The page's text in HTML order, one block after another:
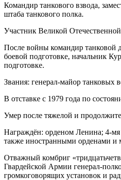
Командир танкового взвода,
штаба танкового полка.
Участник Великой
После войны командир танковой
боевой подготовке, начальник
подготовке.
Звания: генерал-майор танковых
В отставке с 1979 года по
Умер после тяжелой и
Награждён: орденом Ленина; 4-
также иностранными орденами и
Отважный комбриг
Гвардейской Армии генерал-
громкоговорящих установок и